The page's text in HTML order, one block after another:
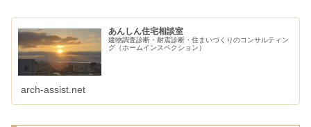
あんしん住宅相談室
建物調査診断・耐震診断・住まいづくりのコンサルティン
グ（ホームインスペクション）
arch-assist.net